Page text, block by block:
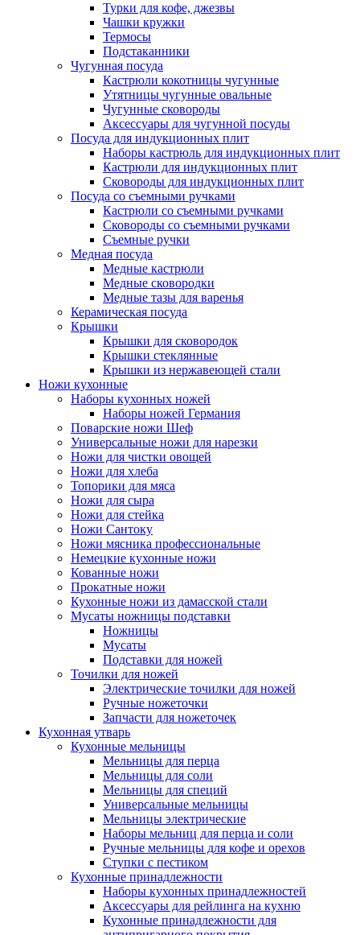
Турки для кофе, джезвы
Чашки кружки
Термосы
Подстаканники
Чугунная посуда
Кастрюли кокотницы чугунные
Утятницы чугунные овальные
Чугунные сковороды
Аксессуары для чугунной посуды
Посуда для индукционных плит
Наборы кастрюль для индукционных плит
Кастрюли для индукционных плит
Сковороды для индукционных плит
Посуда со съемными ручками
Кастрюли со съемными ручками
Сковороды со съемными ручками
Съемные ручки
Медная посуда
Медные кастрюли
Медные сковородки
Медные тазы для варенья
Керамическая посуда
Крышки
Крышки для сковородок
Крышки стеклянные
Крышки из нержавеющей стали
Ножи кухонные
Наборы кухонных ножей
Наборы ножей Германия
Поварские ножи Шеф
Универсальные ножи для нарезки
Ножи для чистки овощей
Ножи для хлеба
Топорики для мяса
Ножи для сыра
Ножи для стейка
Ножи Сантоку
Ножи мясника профессиональные
Немецкие кухонные ножи
Кованные ножи
Прокатные ножи
Кухонные ножи из дамасской стали
Мусаты ножницы подставки
Ножницы
Мусаты
Подставки для ножей
Точилки для ножей
Электрические точилки для ножей
Ручные ножеточки
Запчасти для ножеточек
Кухонная утварь
Кухонные мельницы
Мельницы для перца
Мельницы для соли
Мельницы для специй
Универсальные мельницы
Мельницы электрические
Наборы мельниц для перца и соли
Ручные мельницы для кофе и орехов
Ступки с пестиком
Кухонные принадлежности
Наборы кухонных принадлежностей
Аксессуары для рейлинга на кухню
Кухонные принадлежности для